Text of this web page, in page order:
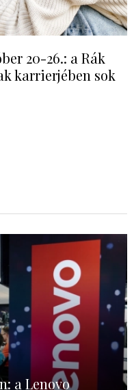
20-26.: a Rák
karrierjében sok
a Lenovo